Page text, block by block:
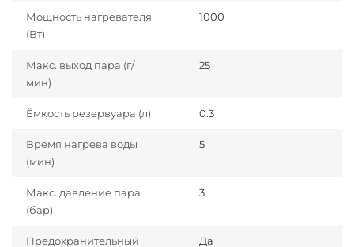
Мощность нагревателя
(Вт)
1000
Макс. выход пара (г/
мин)
25
Ёмкость резервуара (л) 0.3
Время нагрева воды
(мин)
5
Макс. давление пара
(бар)
3
Предохранительный
Да